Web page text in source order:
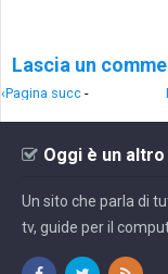
Lascia un
‹Pagina succ -
Oggi è un
Un sito che parla di
tv, guide per il